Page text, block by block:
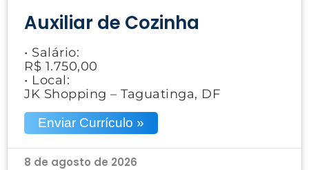
Auxiliar de Cozinha
• Salário:
R$ 1.750,00
• Local:
JK Shopping – Taguatinga, DF
Enviar Currículo »
8 de agosto de 2026